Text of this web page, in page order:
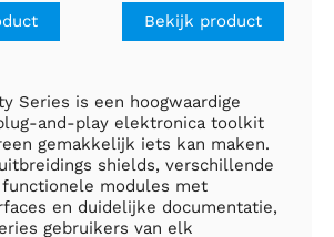
stuks)
Bekijk product
Series is een hoogwaardige
and-play elektronica toolkit
gemakkelijk iets kan maken.
shields, verschillende
modules met
en duidelijke documentatie,
gebruikers van elk